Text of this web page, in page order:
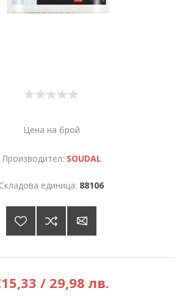
Цена на брой
Производител: SOUDAL
Складова единица: 88106
/ 29,98 лв.